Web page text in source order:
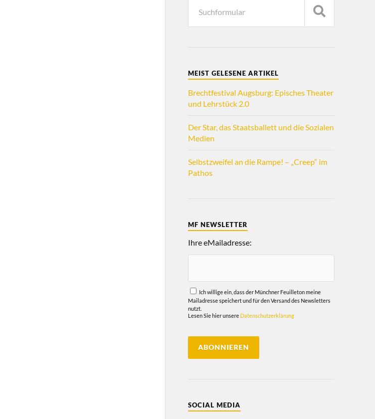
MEIST GELESENE ARTIKEL
Brechtfestival Augsburg: Episches Theater
und Lehrstück 2.0
Der Star, das Staatsballett und die Sozialen
Medien
Selbstzweifel an die Rampe! – „Creep“ im
Pathos
MF NEWSLETTER
Ihre eMailadresse:
Ich willige ein, dass der Münchner Feuilleton meine
Mailadresse speichert und für den Versand des Newsletters
nutzt.
Lesen Sie hier unsere Datenschutzerklärung
SOCIAL MEDIA